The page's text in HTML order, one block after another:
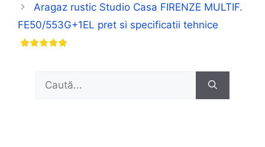
Aragaz rustic Studio Casa FIRENZE MULTIF.
FE50/553G+1EL pret si specificatii tehnice
după: